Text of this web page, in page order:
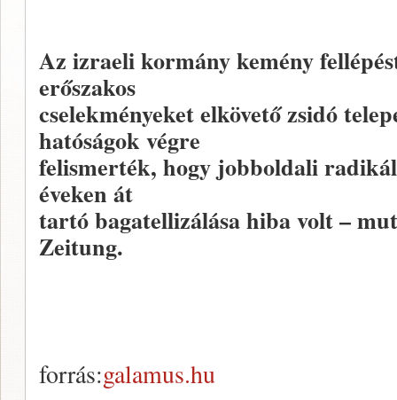
Az izraeli kormány kemény
erőszakos
cselekményeket elkövető zsidó
hatóságok végre
felismerték, hogy jobboldali
éveken át
tartó bagatellizálása hiba volt –
Zeitung.
forrás:galamus.hu